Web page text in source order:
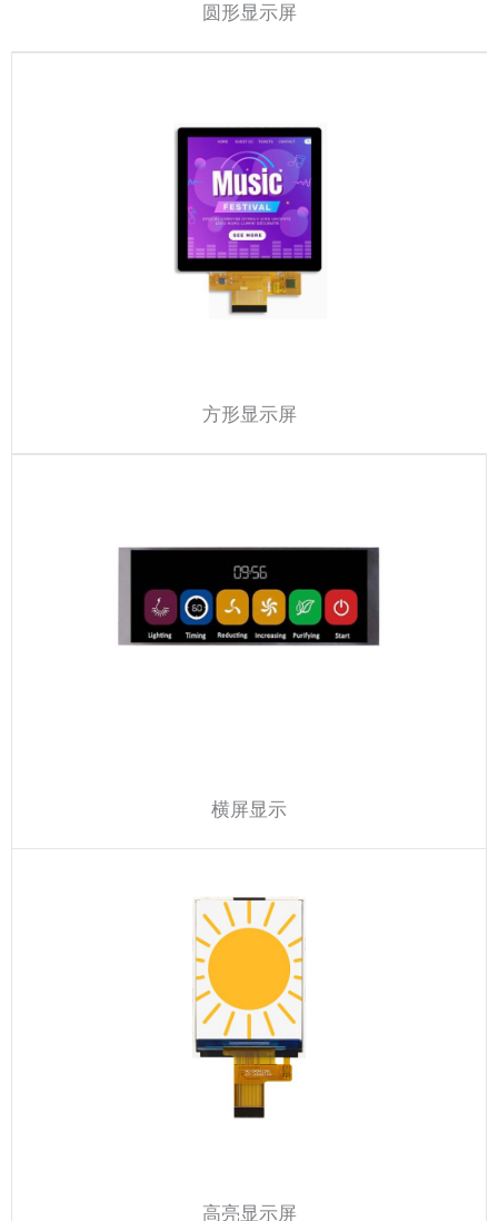
圆形显示屏
方形显示屏
横屏显示
高亮显示屏